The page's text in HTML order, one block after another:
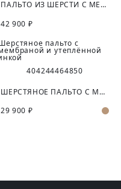
ПАЛЬТО ИЗ ШЕРСТИ С МЕМБРАНОЙ И УТЕПЛЁННОЙ СПИНКОЙ
42 900 ₽
404244464850
ШЕРСТЯНОЕ ПАЛЬТО С МЕМБРАНОЙ И УТЕПЛЁННОЙ СПИНКОЙ
29 900 ₽